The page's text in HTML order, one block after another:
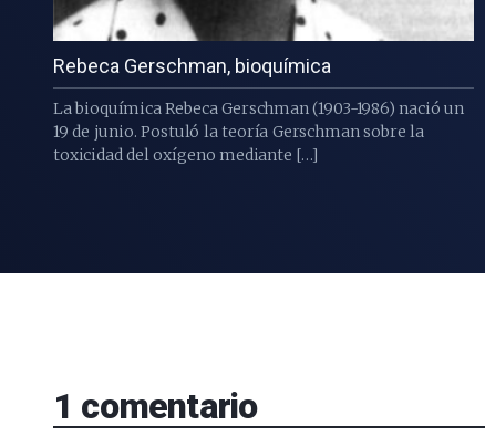
Rebeca Gerschman, bioquímica
La bioquímica Rebeca Gerschman (1903-1986) nació un
19 de junio. Postuló la teoría Gerschman sobre la
toxicidad del oxígeno mediante […]
1 comentario